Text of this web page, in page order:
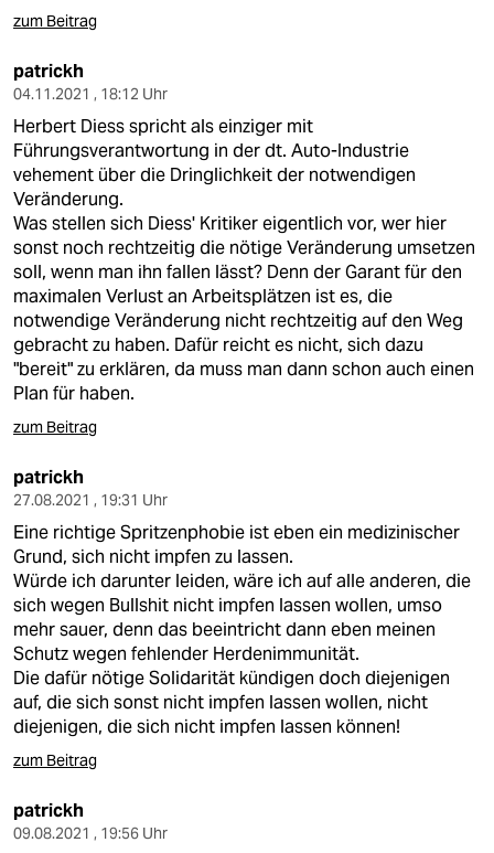
zum Beitrag
patrickh
04.11.2021 , 18:12 Uhr
Herbert Diess spricht als einziger mit
Führungsverantwortung in der dt. Auto-Industrie
vehement über die Dringlichkeit der notwendigen
Veränderung.
Was stellen sich Diess' Kritiker eigentlich vor, wer hier
sonst noch rechtzeitig die nötige Veränderung umsetzen
soll, wenn man ihn fallen lässt? Denn der Garant für den
maximalen Verlust an Arbeitsplätzen ist es, die
notwendige Veränderung nicht rechtzeitig auf den Weg
gebracht zu haben. Dafür reicht es nicht, sich dazu
"bereit" zu erklären, da muss man dann schon auch einen
Plan für haben.
zum Beitrag
patrickh
27.08.2021 , 19:31 Uhr
Eine richtige Spritzenphobie ist eben ein medizinischer
Grund, sich nicht impfen zu lassen.
Würde ich darunter leiden, wäre ich auf alle anderen, die
sich wegen Bullshit nicht impfen lassen wollen, umso
mehr sauer, denn das beeintricht dann eben meinen
Schutz wegen fehlender Herdenimmunität.
Die dafür nötige Solidarität kündigen doch diejenigen
auf, die sich sonst nicht impfen lassen wollen, nicht
diejenigen, die sich nicht impfen lassen können!
zum Beitrag
patrickh
09.08.2021 , 19:56 Uhr